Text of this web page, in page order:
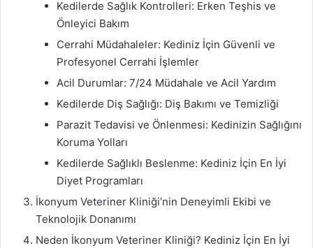
Kedilerde Sağlık Kontrolleri: Erken Teşhis ve
Önleyici Bakım
Cerrahi Müdahaleler: Kediniz İçin Güvenli ve
Profesyonel Cerrahi İşlemler
Acil Durumlar: 7/24 Müdahale ve Acil Yardım
Kedilerde Diş Sağlığı: Diş Bakımı ve Temizliği
Parazit Tedavisi ve Önlenmesi: Kedinizin Sağlığını
Koruma Yolları
Kedilerde Sağlıklı Beslenme: Kediniz İçin En İyi
Diyet Programları
İkonyum Veteriner Kliniği’nin Deneyimli Ekibi ve
Teknolojik Donanımı
Neden İkonyum Veteriner Kliniği? Kediniz İçin En İyi